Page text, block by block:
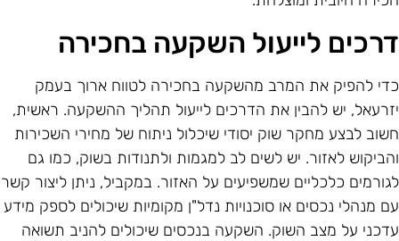
לייעול השקעה בחכירה
להפיק את המרב מהשקעה בחכירה לטווח ארוך בעמק
יש להבין את הדרכים לייעול תהליך ההשקעה. ראשית,
לבצע מחקר שוק יסודי שיכלול ניתוח של מחירי השכירות
לאזור. יש לשים לב למגמות ולתנודות בשוק, כמו גם
כלכליים שמשפיעים על האזור. במקביל, ניתן ליצור קשר
מנהלי נכסים או סוכנויות נדל"ן מקומיות שיכולים לספק מידע
על מצב השוק. השקעה בנכסים שיכולים להניב תשואה